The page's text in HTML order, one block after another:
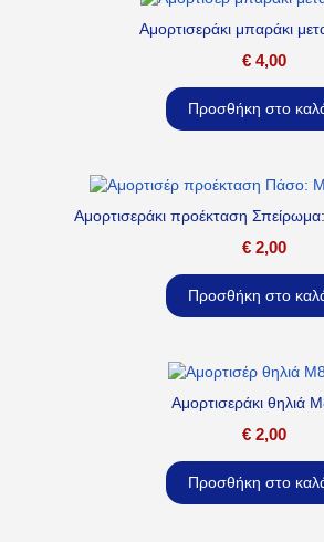
Αμορτισεράκι μπαράκι
€ 4,00
Προσθήκη στο
Αμορτισεράκι προέκταση
€ 2,00
Προσθήκη στο
Αμορτισεράκι θηλιά
€ 2,00
Προσθήκη στο